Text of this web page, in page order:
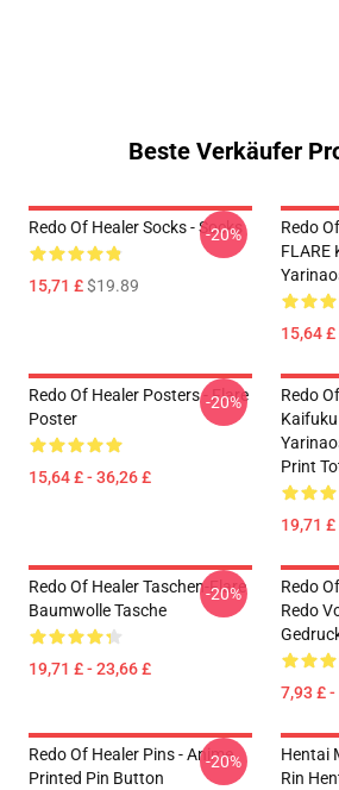
Beste Verkäufer
Redo Of Healer Socks - Socks
15,71 £$19.89
-20%
Redo
FLARE
15,64
Redo Of Healer Posters - Flare
Poster
15,64 £ - 36,26 £
-20%
Redo
Print
19,71
Redo Of Healer Taschen-Flare
Baumwolle Tasche
19,71 £ - 23,66 £
-20%
Redo
Redo
7,93 £
Redo Of Healer Pins - Anime
Printed Pin Button
-20%
Hentai
Rin